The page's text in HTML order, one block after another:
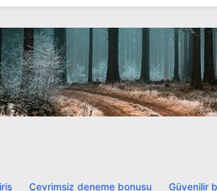
Deprem Bölgesindeki Yardım
Devam Ediyor
Birliği Sağlanamadı, Piyasalar Tedirgin
Yağış, Trafiği Durma Noktasına
Açık Mikrofon’a Konuk Olacak
Öncesi Erişimi Engelledi
Çevrimsiz deneme bonusu Güvenilir